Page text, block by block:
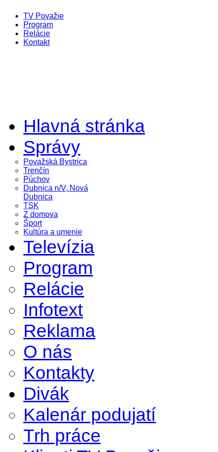
TV Považie
Program
Relácie
Kontakt
Hlavná stránka
Správy
Považská Bystrica
Trenčín
Púchov
Dubnica n/V, Nová
Dubnica
TSK
Z domova
Šport
Kultúra a umenie
Televízia
Program
Relácie
Infotext
Reklama
O nás
Kontakty
Divák
Kalenár podujatí
Trh práce